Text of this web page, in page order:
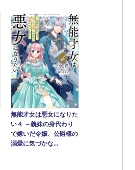
無能才女は悪女になりた
い４ ～義妹の身代わり
で嫁いだ令嬢、公爵様の
溺愛に気づかな...